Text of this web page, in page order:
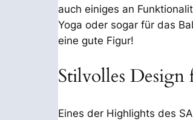
auch einiges an
Yoga oder sogar für das
eine gute Figur!
Stilvolles Design
Eines der Highlights des